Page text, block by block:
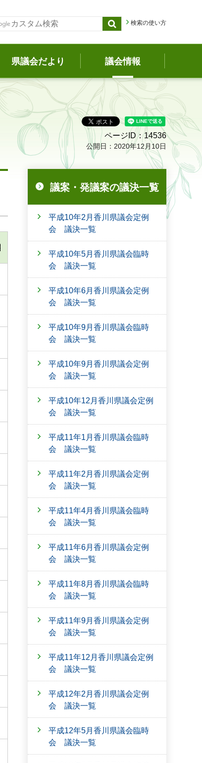
検索の使い方
県議会だより 議会情報
ページID：14536
公開日：2020年12月10日
議案・発議案の議決一覧
平成10年2月香川県議会定例
会 議決一覧
平成10年5月香川県議会臨時
会 議決一覧
平成10年6月香川県議会定例
会 議決一覧
平成10年9月香川県議会臨時
会 議決一覧
平成10年9月香川県議会定例
会 議決一覧
平成10年12月香川県議会定例
会 議決一覧
平成11年1月香川県議会臨時
会 議決一覧
平成11年2月香川県議会定例
会 議決一覧
平成11年4月香川県議会臨時
会 議決一覧
平成11年6月香川県議会定例
会 議決一覧
平成11年8月香川県議会臨時
会 議決一覧
平成11年9月香川県議会定例
会 議決一覧
平成11年12月香川県議会定例
会 議決一覧
平成12年2月香川県議会定例
会 議決一覧
平成12年5月香川県議会臨時
会 議決一覧